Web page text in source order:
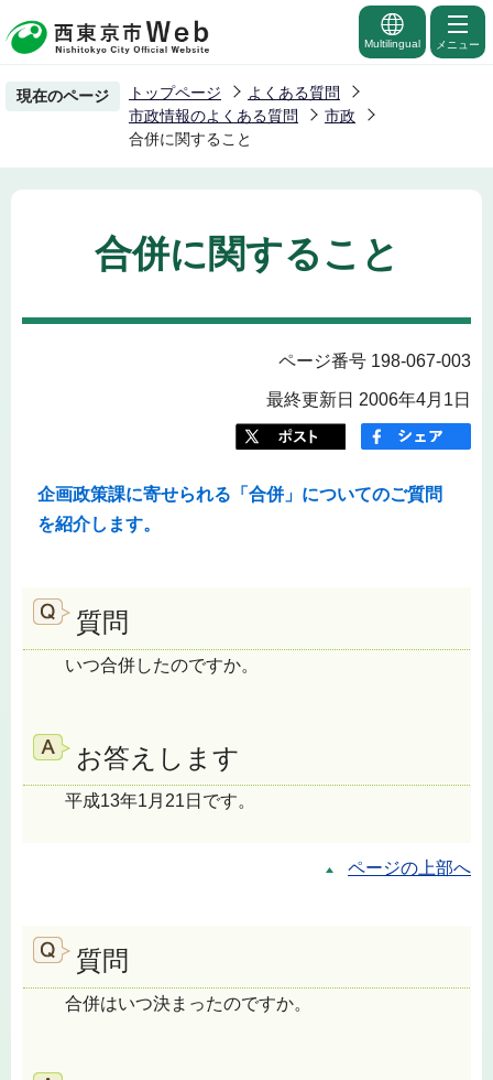
の
ー
の
先
Multilingual メニュー
現在のページ トップページ
よくある質問
市政情報のよくある質問
市政
合併に関すること
合併に関すること
ページ番号 198-067-003
最終更新日 2006年4月1日
企画政策課に寄せられる「合併」についてのご質問
を紹介します。
質問
いつ合併したのですか。
お答えします
平成13年1月21日です。
ページの上部へ
質問
合併はいつ決まったのですか。